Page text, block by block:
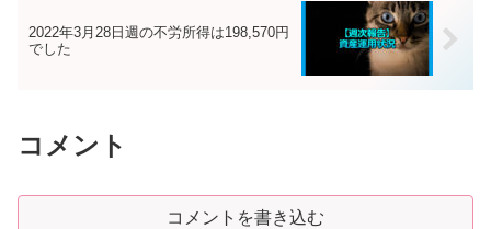
2022年3月28日週の不労所得は198,570円
でした
コメント
コメントを書き込む